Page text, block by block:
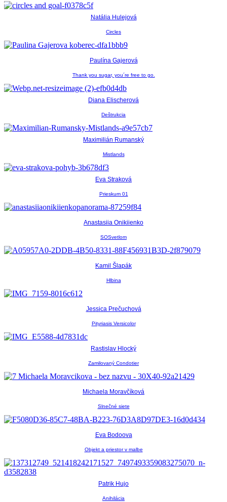
Natália Hulejová
Circles
Paulína Gajerová
Thank you sugar, you´re free to go.
Diana Elischerová
Deštrukcia
Maximilián Rumanský
Mistlands
Eva Straková
Prieskum 01
Anastasiia Onikiienko
SOSvetlom
Kamil Šlapák
Hlbina
Jessica Prečuchová
Pityriasis Versicolor
Rastislav Hlocký
Zamilovaný Condotier
Michaela Moravčíková
Slnečné siete
Eva Bodoova
Objekt a priestor v malbe
Patrik Hujo
Anihilácia